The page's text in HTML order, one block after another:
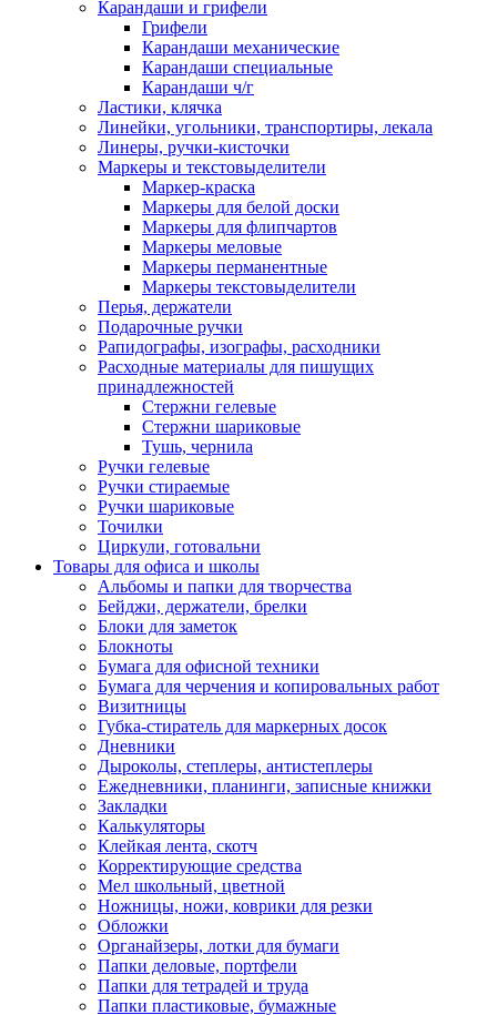
Карандаши и грифели
Грифели
Карандаши механические
Карандаши специальные
Карандаши ч/г
Ластики, клячка
Линейки, угольники, транспортиры, лекала
Линеры, ручки-кисточки
Маркеры и текстовыделители
Маркер-краска
Маркеры для белой доски
Маркеры для флипчартов
Маркеры меловые
Маркеры перманентные
Маркеры текстовыделители
Перья, держатели
Подарочные ручки
Рапидографы, изографы, расходники
Расходные материалы для пишущих
принадлежностей
Стержни гелевые
Стержни шариковые
Тушь, чернила
Ручки гелевые
Ручки стираемые
Ручки шариковые
Точилки
Циркули, готовальни
Товары для офиса и школы
Альбомы и папки для творчества
Бейджи, держатели, брелки
Блоки для заметок
Блокноты
Бумага для офисной техники
Бумага для черчения и копировальных работ
Визитницы
Губка-стиратель для маркерных досок
Дневники
Дыроколы, степлеры, антистеплеры
Ежедневники, планинги, записные книжки
Закладки
Калькуляторы
Клейкая лента, скотч
Корректирующие средства
Мел школьный, цветной
Ножницы, ножи, коврики для резки
Обложки
Органайзеры, лотки для бумаги
Папки деловые, портфели
Папки для тетрадей и труда
Папки пластиковые, бумажные